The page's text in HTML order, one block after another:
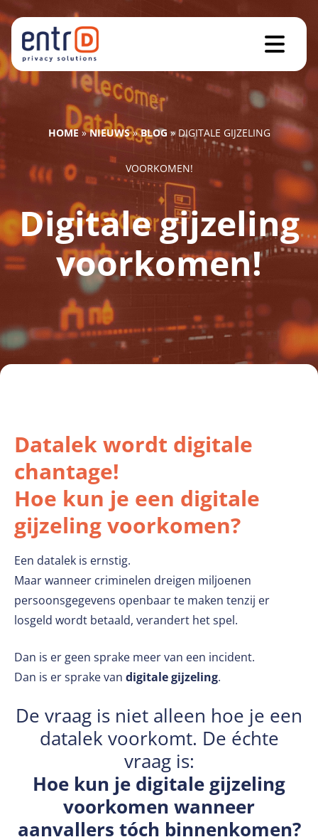
HOME»NIEUWS»BLOG » DIGITALE GIJZELING
VOORKOMEN!
Digitale gijzeling
voorkomen!
Datalek wordt digitale
chantage!
Hoe kun je een digitale
gijzeling voorkomen?
Een datalek is ernstig.
Maar wanneer criminelen dreigen miljoenen
persoonsgegevens openbaar te maken tenzij er
losgeld wordt betaald, verandert het spel.
Dan is er geen sprake meer van een incident.
Dan is er sprake van digitale gijzeling.
De vraag is niet alleen hoe je een
datalek voorkomt. De échte
vraag is:
Hoe kun je digitale gijzeling
voorkomen wanneer
aanvallers tóch binnenkomen?